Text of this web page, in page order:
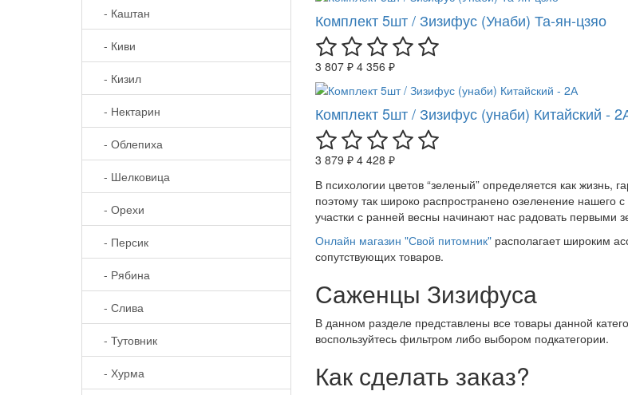
- Каштан
- Киви
- Кизил
- Нектарин
- Облепиха
- Шелковица
- Орехи
- Персик
- Рябина
- Слива
- Тутовник
- Хурма
Комплект 5шт / Зизифус (Унаби) Та-ян-цзяо
3 807 ₽ 4 356 ₽
Комплект 5шт / Зизифус (унаби) Китайский -
3 879 ₽ 4 428 ₽
В психологии цветов “зеленый” определяется как
поэтому так широко распространено озеленение нашего
участки с ранней весны начинают нас радовать первыми
Онлайн магазин "Свой питомник"располагает широким
сопутствующих товаров.
Саженцы Зизифуса
В данном разделе представлены все товары данной
воспользуйтесь фильтром либо выбором подкатегории.
Как сделать заказ?